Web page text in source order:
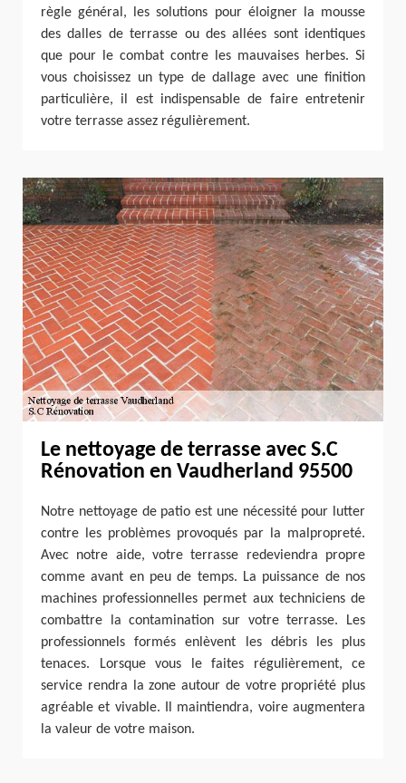
règle général, les solutions pour éloigner la mousse
des dalles de terrasse ou des allées sont identiques
que pour le combat contre les mauvaises herbes. Si
vous choisissez un type de dallage avec une finition
particulière, il est indispensable de faire entretenir
votre terrasse assez régulièrement.
Le nettoyage de terrasse avec S.C
Rénovation en Vaudherland 95500
Notre nettoyage de patio est une nécessité pour lutter
contre les problèmes provoqués par la malpropreté.
Avec notre aide, votre terrasse redeviendra propre
comme avant en peu de temps. La puissance de nos
machines professionnelles permet aux techniciens de
combattre la contamination sur votre terrasse. Les
professionnels formés enlèvent les débris les plus
tenaces. Lorsque vous le faites régulièrement, ce
service rendra la zone autour de votre propriété plus
agréable et vivable. Il maintiendra, voire augmentera
la valeur de votre maison.